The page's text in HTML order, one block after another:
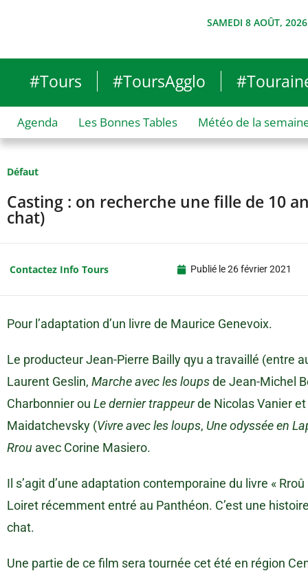
SAMEDI 8 AOÛT, 2026
#Tours #ToursAgglo
Agenda Les Bonnes Tables Météo de la
Défaut
Casting : on recherche une fille de 10
chat)
Contactez Info Tours Publié le26 février 2021
Pour l’adaptation d’un livre de Maurice Genevoix.
Le producteur Jean-Pierre Bailly qyu a travaillé (entre
Laurent Geslin, Marche avec les loupsde Jean-Michel
Charbonnier ou Le dernier trappeurde Nicolas Vanier
Maidatchevsky (Vivre avec les loups, Une odyssée en
Rrou avec Corine Masiero.
Il s’agit d’une adaptation contemporaine du livre «
Loiret récemment entré au Panthéon. C’est une
chat.
Une partie de ce film sera tournée cet été en région